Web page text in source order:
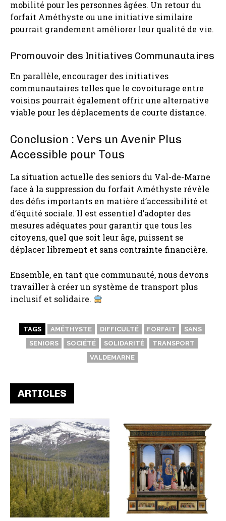
mobilité pour les personnes âgées. Un retour du
forfait Améthyste ou une initiative similaire
pourrait grandement améliorer leur qualité de vie.
Promouvoir des Initiatives Communautaires
En parallèle, encourager des initiatives
communautaires telles que le covoiturage entre
voisins pourrait également offrir une alternative
viable pour les déplacements de courte distance.
Conclusion : Vers un Avenir Plus
Accessible pour Tous
La situation actuelle des seniors du Val-de-Marne
face à la suppression du forfait Améthyste révèle
des défis importants en matière d’accessibilité et
d’équité sociale. Il est essentiel d’adopter des
mesures adéquates pour garantir que tous les
citoyens, quel que soit leur âge, puissent se
déplacer librement et sans contrainte financière.
Ensemble, en tant que communauté, nous devons
travailler à créer un système de transport plus
inclusif et solidaire.
TAGS AMÉTHYSTE DIFFICULTÉ FORFAIT
SANS
SENIORS
SOCIÉTÉ SOLIDARITÉ
TRANSPORT
VALDEMARNE
ARTICLES